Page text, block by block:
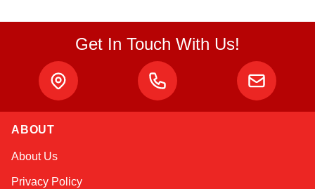
Get In Touch With Us!
ABOUT
About Us
Privacy Policy